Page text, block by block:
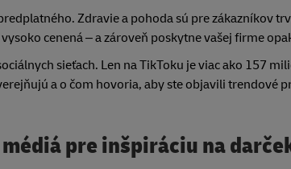
Zdravie a pohoda sú pre zákazníkov
cenená – a zároveň poskytne vašej firme
sieťach. Len na TikToku je viac ako 157
a o čom hovoria, aby ste objavili trendové
pre inšpiráciu na